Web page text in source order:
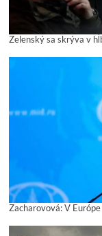
Zelenský sa skrýva v
Zacharovová: V